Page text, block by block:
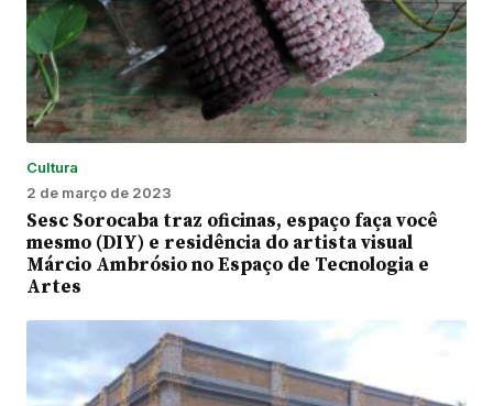
Cultura
2 de março de 2023
Sesc Sorocaba traz oficinas, espaço faça você
mesmo (DIY) e residência do artista visual
Márcio Ambrósio no Espaço de Tecnologia e
Artes